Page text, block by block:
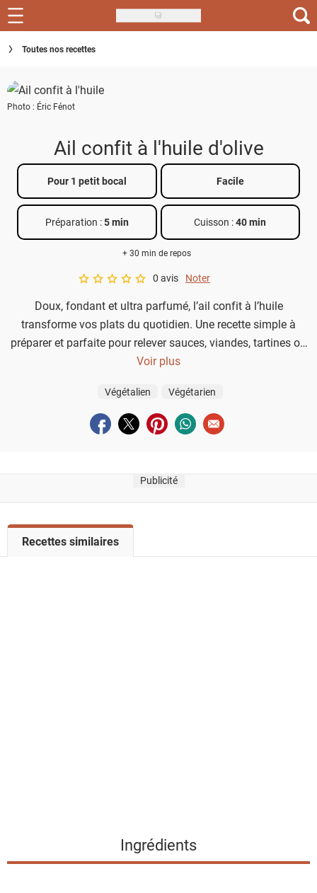
Skip
to
main
Recettes
Inspirations
Conseils
Menu de la semaine
Actus
Téléchargez l'app Saveurs Recettes
Index des recettes
Toutes nos recettes
Photo : Éric Fénot
Ail confit à l'huile d'olive
Pour 1 petit bocal Facile
Préparation :5 min Cuisson :40 min
+ 30 min de repos
A star rating of 0 out of 5.
0 avis Noter
Doux, fondant et ultra parfumé, l’ail confit à l’huile
transforme vos plats du quotidien. Une recette simple à
préparer et parfaite pour relever sauces, viandes, tartines ou
légumes rôtis.
Voir plus
Végétalien Végétarien
Partager sur facebook
Partager sur twitter
Partager sur pinterest
Partager sur whatsapp
Envoyer à un ami
Publicité
o
Recettes similaires
Ingrédients